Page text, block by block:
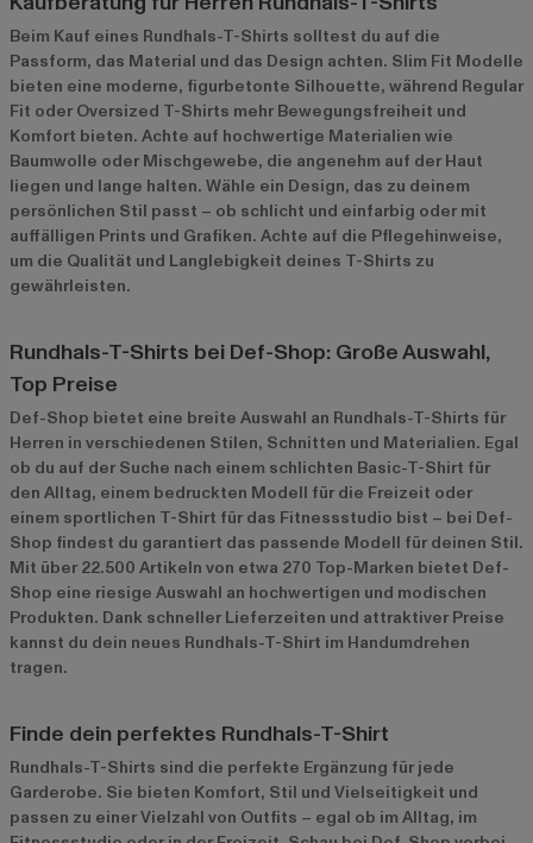
Beim Kauf eines Rundhals-T-Shirts solltest du auf die
Passform, das Material und das Design achten. Slim Fit Modelle
bieten eine moderne, figurbetonte Silhouette, während Regular
Fit oder Oversized T-Shirts mehr Bewegungsfreiheit und
Komfort bieten. Achte auf hochwertige Materialien wie
Baumwolle oder Mischgewebe, die angenehm auf der Haut
liegen und lange halten. Wähle ein Design, das zu deinem
persönlichen Stil passt – ob schlicht und einfarbig oder mit
auffälligen Prints und Grafiken. Achte auf die Pflegehinweise,
um die Qualität und Langlebigkeit deines T-Shirts zu
gewährleisten.
Rundhals-T-Shirts bei Def-Shop: Große Auswahl,
Top Preise
Def-Shop bietet eine breite Auswahl an Rundhals-T-Shirts für
Herren in verschiedenen Stilen, Schnitten und Materialien. Egal
ob du auf der Suche nach einem schlichten Basic-T-Shirt für
den Alltag, einem bedruckten Modell für die Freizeit oder
einem sportlichen T-Shirt für das Fitnessstudio bist – bei Def-
Shop findest du garantiert das passende Modell für deinen Stil.
Mit über 22.500 Artikeln von etwa 270 Top-Marken bietet Def-
Shop eine riesige Auswahl an hochwertigen und modischen
Produkten. Dank schneller Lieferzeiten und attraktiver Preise
kannst du dein neues Rundhals-T-Shirt im Handumdrehen
tragen.
Finde dein perfektes Rundhals-T-Shirt
Rundhals-T-Shirts sind die perfekte Ergänzung für jede
Garderobe. Sie bieten Komfort, Stil und Vielseitigkeit und
passen zu einer Vielzahl von Outfits – egal ob im Alltag, im